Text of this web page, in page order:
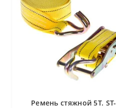
Ремень стяжной 5Т. ST-